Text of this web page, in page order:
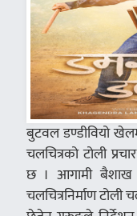
बुटवल डण्डीवियो
चलचित्रको टोली
छ । आगामी बैशाख
चलचित्रनिर्माण टोली